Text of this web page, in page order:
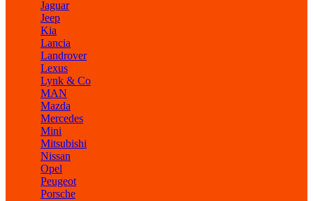
Jaguar
Jeep
Kia
Lancia
Landrover
Lexus
Lynk & Co
MAN
Mazda
Mercedes
Mini
Mitsubishi
Nissan
Opel
Peugeot
Porsche